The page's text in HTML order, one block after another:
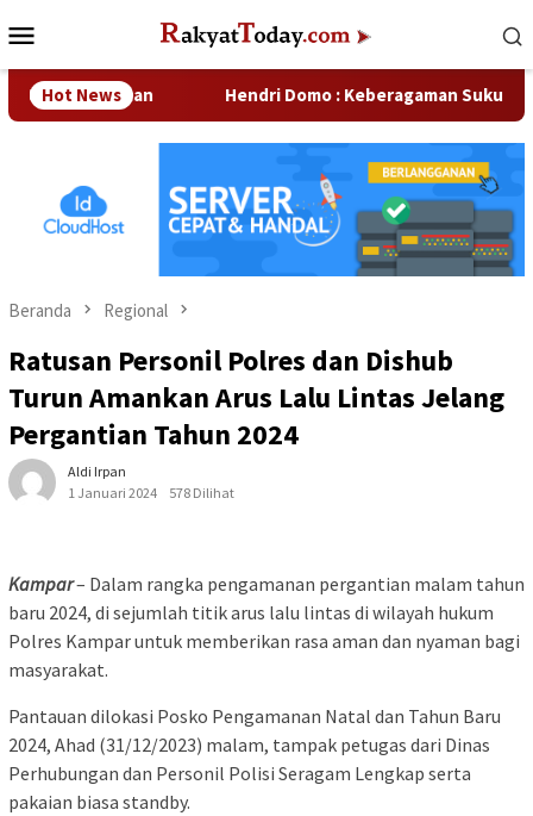
ke
Mobile
Hot News Hendri Domo : Keberagaman Suku dan
Beranda Regional
Ratusan Personil Polres dan Dishub
Turun Amankan Arus Lalu Lintas Jelang
Pergantian Tahun 2024
Aldi Irpan
1 Januari 2024
578 Dilihat
Kampar– Dalam rangka pengamanan pergantian malam tahun
baru 2024, di sejumlah titik arus lalu lintas di wilayah hukum
Polres Kampar untuk memberikan rasa aman dan nyaman bagi
masyarakat.
Pantauan dilokasi Posko Pengamanan Natal dan Tahun Baru
2024, Ahad (31/12/2023) malam, tampak petugas dari Dinas
Perhubungan dan Personil Polisi Seragam Lengkap serta
pakaian biasa standby.